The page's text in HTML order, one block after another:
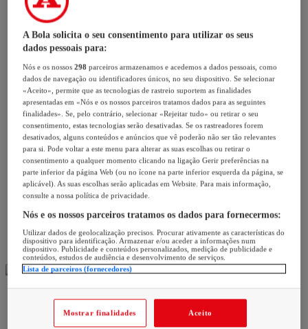
A Bola solicita o seu consentimento para utilizar os seus
dados pessoais para:
Nós e os nossos298 parceiros armazenamos e acedemos a dados pessoais, como
dados de navegação ou identificadores únicos, no seu dispositivo. Se selecionar
«Aceito», permite que as tecnologias de rastreio suportem as finalidades
apresentadas em «Nós e os nossos parceiros tratamos dados para as seguintes
finalidades». Se, pelo contrário, selecionar «Rejeitar tudo» ou retirar o seu
consentimento, estas tecnologias serão desativadas. Se os rastreadores forem
desativados, alguns conteúdos e anúncios que vê poderão não ser tão relevantes
para si. Pode voltar a este menu para alterar as suas escolhas ou retirar o
consentimento a qualquer momento clicando na ligação Gerir preferências na
parte inferior da página Web (ou no ícone na parte inferior esquerda da página, se
aplicável). As suas escolhas serão aplicadas em Website. Para mais informação,
consulte a nossa política de privacidade.
Nós e os nossos parceiros tratamos os dados para fornecermos:
Utilizar dados de geolocalização precisos. Procurar ativamente as características do
dispositivo para identificação. Armazenar e/ou aceder a informações num
dispositivo. Publicidade e conteúdos personalizados, medição de publicidade e
conteúdos, estudos de audiência e desenvolvimento de serviços.
Lista de parceiros (fornecedores)
Mostrar finalidades Aceito